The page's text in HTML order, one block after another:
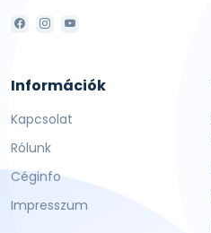
Információk
Kapcsolat
Rólunk
Céginfo
Impresszum